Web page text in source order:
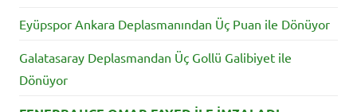
Eyüpspor Ankara Deplasmanından Üç Puan ile Dönüyor
Galatasaray Deplasmandan Üç Gollü Galibiyet ile
Dönüyor